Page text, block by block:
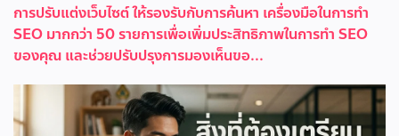
การปรับแต่งเว็บไซต์ ให้รองรับกับการค้นหา เครื่องมือในการทำ
SEO มากกว่า 50 รายการเพื่อเพิ่มประสิทธิภาพในการทำ SEO
ของคุณ และช่วยปรับปรุงการมองเห็นขอ...